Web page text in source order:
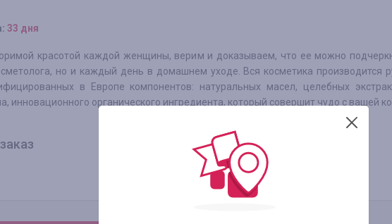
33 дня
красотой каждой женщины, верим и доказываем, что ее можно
но и каждый день в домашнем уходе. Вся косметика производится
в Европе компонентов: натуральных масел, целебных
инновационного органического ингредиента, который совершит чудо с вашей